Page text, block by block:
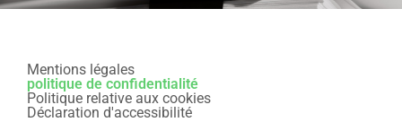
Mentions légales
politique de confidentialité
Politique relative aux cookies
Déclaration d'accessibilité